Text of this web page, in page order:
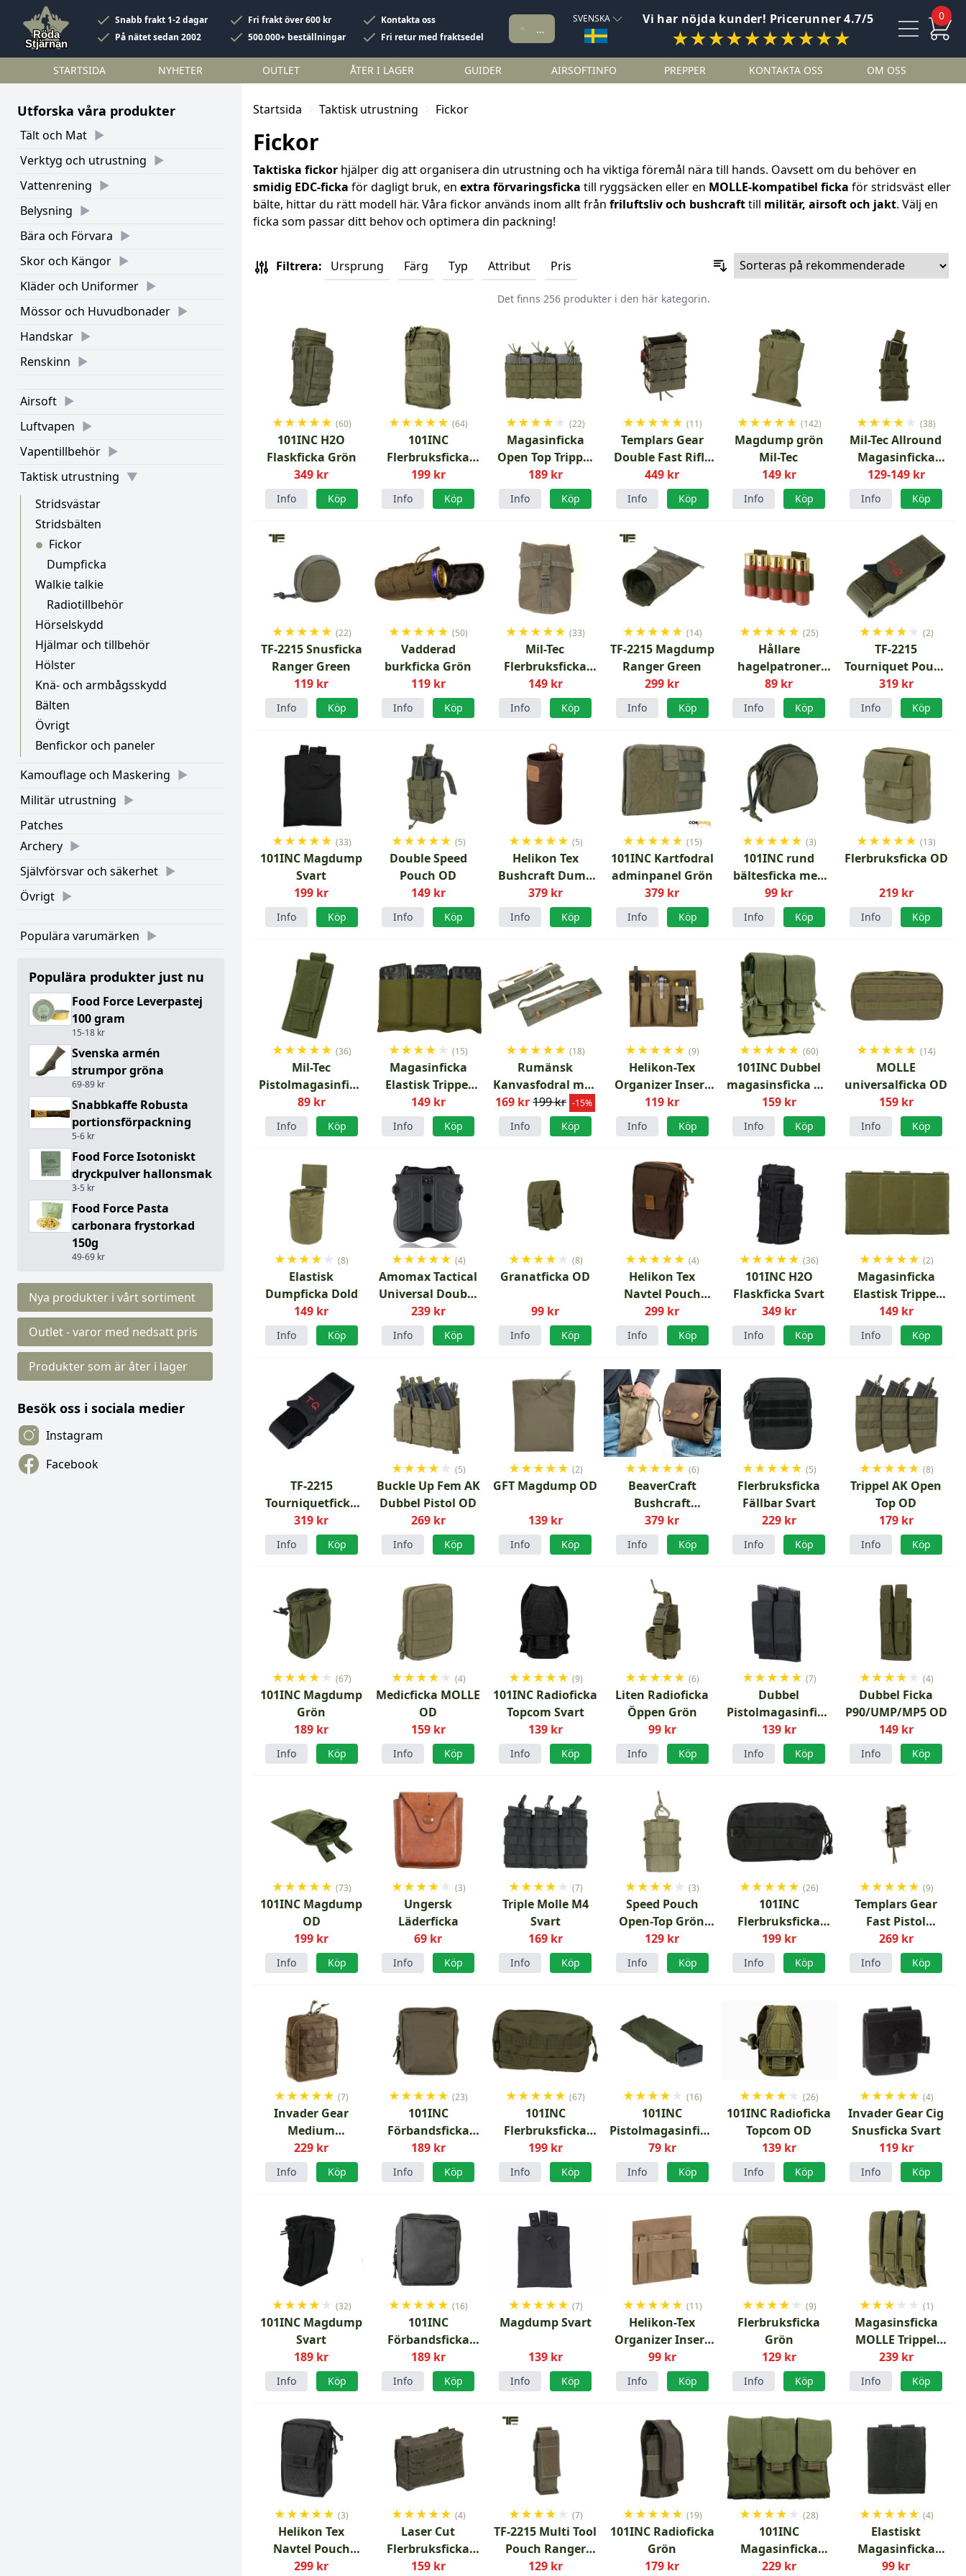
Snabb frakt 1-2 dagar Fri frakt över 600 kr
Kontakta oss
På nätet sedan 2002
500.000+ beställningar Fri retur med fraktsedel
SVENSKA Vi har nöjda kunder! Pricerunner 4.7/5
★★★★★★★★★★
0
STARTSIDA NYHETER OUTLET ÅTER I LAGER GUIDER AIRSOFTINFO PREPPER KONTAKTA OSS OM OSS
Utforska våra produkter
Tält och Mat
Verktyg och utrustning
Vattenrening
Belysning
Bära och Förvara
Skor och Kängor
Kläder och Uniformer
Mössor och Huvudbonader
Handskar
Renskinn
Airsoft
Luftvapen
Vapentillbehör
Taktisk utrustning
Stridsvästar
Stridsbälten
● Fickor
Dumpficka
Walkie talkie
Radiotillbehör
Hörselskydd
Hjälmar och tillbehör
Hölster
Knä- och armbågsskydd
Bälten
Övrigt
Benfickor och paneler
Kamouflage och Maskering
Militär utrustning
Patches
Archery
Självförsvar och säkerhet
Övrigt
Populära varumärken
Populära produkter just nu
Food Force Leverpastej
100 gram
15-18 kr
Svenska armén
strumpor gröna
69-89 kr
Snabbkaffe Robusta
portionsförpackning
5-6 kr
Food Force Isotoniskt
dryckpulver hallonsmak
3-5 kr
Food Force Pasta
carbonara frystorkad
150g
49-69 kr
Nya produkter i vårt sortiment
Outlet - varor med nedsatt pris
Produkter som är åter i lager
Besök oss i sociala medier
Instagram
Facebook
Startsida Taktisk utrustning Fickor
Fickor
Taktiska fickor hjälper dig att organisera din utrustning och ha viktiga föremål nära till hands. Oavsett om du behöver en
smidig EDC-ficka för dagligt bruk, en extra förvaringsficka till ryggsäcken eller en MOLLE-kompatibel ficka för stridsväst eller
bälte, hittar du rätt modell här. Våra fickor används inom allt från friluftsliv och bushcrafttill militär, airsoft och jakt. Välj en
ficka som passar ditt behov och optimera din packning!
Filtrera: Ursprung Färg Typ Attribut Pris
Det finns 256 produkter i den här kategorin.
★★★★★ (60)
101INC H2O
Flaskficka Grön
349 kr
Info Köp
★★★★★ (64)
101INC
Flerbruksficka
Upprätt Grön
199 kr
Info Köp
★★★★ ★ (22)
Magasinficka
Open Top Trippel
7.62 AK4 SR25 M14
189 kr
Info Köp
★★★★★ (11)
Templars Gear
Double Fast Rifle
Magazine Pouch
Ranger Green
449 kr
Info Köp
★★★★★ (142)
Magdump grön
Mil-Tec
149 kr
Info Köp
★★★★ ★ (38)
Mil-Tec Allround
Magasinficka
Open-Top Grön
M4/AK/AK4/AK5C
129-149 kr
Info Köp
★★★★★ (22)
TF-2215 Snusficka
Ranger Green
119 kr
Info Köp
★★★★★ (50)
Vadderad
burkficka Grön
119 kr
Info Köp
★★★★★ (33)
Mil-Tec
Flerbruksficka
Molle
149 kr
Info Köp
★★★★★ (14)
TF-2215 Magdump
Ranger Green
299 kr
Info Köp
★★★★★ (25)
Hållare
hagelpatroner
Shotgun MOLLE
OD
89 kr
Info Köp
★★★★ ★ (2)
TF-2215
Tourniquet Pouch
Ranger Green
319 kr
Info Köp
★★★★★ (33)
101INC Magdump
Svart
199 kr
Info Köp
★★★★★ (5)
Double Speed
Pouch OD
149 kr
Info Köp
★★★★★ (5)
Helikon Tex
Bushcraft Dump
Pouch Earth
Brown Clay
379 kr
Info Köp
★★★★★ (15)
101INC Kartfodral
adminpanel Grön
379 kr
Info Köp
★★★★★ (3)
101INC rund
bältesficka med
dubbla fack
99 kr
Info Köp
★★★★★ (13)
Flerbruksficka OD
219 kr
Info Köp
★★★★★ (36)
Mil-Tec
Pistolmagasinficka
Grön
89 kr
Info Köp
★★★★ ★ (15)
Magasinficka
Elastisk Trippel
7.62 AK4 SR25 M14
149 kr
Info Köp
★★★★★ (18)
Rumänsk
Kanvasfodral med
läder
169 kr199 kr -15%
Info Köp
★★★★★ (9)
Helikon-Tex
Organizer Insert
Large Coyote
119 kr
Info Köp
★★★★★ (60)
101INC Dubbel
magasinsficka M4
konverterbar
Grön
159 kr
Info Köp
★★★★★ (14)
MOLLE
universalficka OD
159 kr
Info Köp
★★★★ ★ (8)
Elastisk
Dumpficka Dold
149 kr
Info Köp
★★★★★ (4)
Amomax Tactical
Universal Double
Magazine Pouch
239 kr
Info Köp
★★★★ ★ (8)
Granatficka OD
99 kr
Info Köp
★★★★★ (4)
Helikon Tex
Navtel Pouch
Earth Brown Clay
299 kr
Info Köp
★★★★★ (36)
101INC H2O
Flaskficka Svart
349 kr
Info Köp
★★★★★ (2)
Magasinficka
Elastisk Trippel
Grön
149 kr
Info Köp
TF-2215
Tourniquetficka
svart
319 kr
Info Köp
★★★★ ★ (5)
Buckle Up Fem AK
Dubbel Pistol OD
269 kr
Info Köp
★★★★★ (2)
GFT Magdump OD
139 kr
Info Köp
★★★★★ (6)
BeaverCraft
Bushcraft
Dumpficka i läder
och canvas
379 kr
Info Köp
★★★★★ (5)
Flerbruksficka
Fällbar Svart
229 kr
Info Köp
★★★★★ (8)
Trippel AK Open
Top OD
179 kr
Info Köp
★★★★ ★ (67)
101INC Magdump
Grön
189 kr
Info Köp
★★★★ ★ (4)
Medicficka MOLLE
OD
159 kr
Info Köp
★★★★★ (9)
101INC Radioficka
Topcom Svart
139 kr
Info Köp
★★★★★ (6)
Liten Radioficka
Öppen Grön
99 kr
Info Köp
★★★★★ (7)
Dubbel
Pistolmagasinficka
Svart
139 kr
Info Köp
★★★★ ★ (4)
Dubbel Ficka
P90/UMP/MP5 OD
149 kr
Info Köp
★★★★★ (73)
101INC Magdump
OD
199 kr
Info Köp
★★★★ ★ (3)
Ungersk
Läderficka
69 kr
Info Köp
★★★★ ★ (7)
Triple Molle M4
Svart
169 kr
Info Köp
★★★★ ★ (3)
Speed Pouch
Open-Top Grön
Universal
129 kr
Info Köp
★★★★★ (26)
101INC
Flerbruksficka
Svart
199 kr
Info Köp
★★★★★ (9)
Templars Gear
Fast Pistol
Magazine Pouch
Ranger Green
269 kr
Info Köp
★★★★★ (7)
Invader Gear
Medium
Flerbruksficka
Ranger Green
229 kr
Info Köp
★★★★★ (23)
101INC
Förbandsficka
IFAK Grön
189 kr
Info Köp
★★★★★ (67)
101INC
Flerbruksficka
Grön
199 kr
Info Köp
★★★★ ★ (16)
101INC
Pistolmagasinficka
Grön
79 kr
Info Köp
★★★★ ★ (26)
101INC Radioficka
Topcom OD
139 kr
Info Köp
★★★★★ (4)
Invader Gear Cig
Snusficka Svart
119 kr
Info Köp
★★★★ ★ (32)
101INC Magdump
Svart
189 kr
Info Köp
★★★★★ (16)
101INC
Förbandsficka
IFAK Svart
189 kr
Info Köp
★★★★★ (7)
Magdump Svart
139 kr
Info Köp
★★★★★ (11)
Helikon-Tex
Organizer Insert
Medium Coyote
99 kr
Info Köp
★★★★ ★ (9)
Flerbruksficka
Grön
129 kr
Info Köp
★★★ ★ ★ (1)
Magasinsficka
MOLLE Trippel
MP5 OD
239 kr
Info Köp
★★★★★ (3)
Helikon Tex
Navtel Pouch
Svart
299 kr
★★★★★ (4)
Laser Cut
Flerbruksficka
Grön
159 kr
★★★★ ★ (7)
TF-2215 Multi Tool
Pouch Ranger
Green
129 kr
★★★★★ (19)
101INC Radioficka
Grön
179 kr
★★★★ ★ (28)
101INC
Magasinficka
Trippel M4 Grön
229 kr
★★★★★ (4)
Elastiskt
Magasinficka
Dubbel Pistol
99 kr